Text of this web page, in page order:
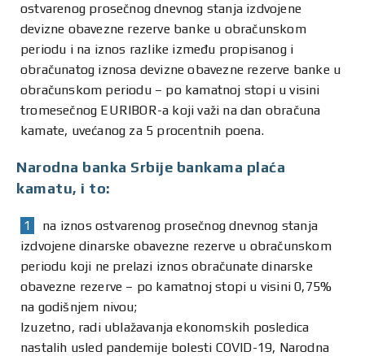
ostvarenog prosečnog dnevnog stanja izdvojene
devizne obavezne rezerve banke u obračunskom
periodu i na iznos razlike između propisanog i
obračunatog iznosa devizne obavezne rezerve banke u
obračunskom periodu – po kamatnoj stopi u visini
tromesečnog EURIBOR-a koji važi na dan obračuna
kamate, uvećanog za 5 procentnih poena.
Narodna banka Srbije bankama plaća
kamatu, i to:
na iznos ostvarenog prosečnog dnevnog stanja
izdvojene dinarske obavezne rezerve u obračunskom
periodu koji ne prelazi iznos obračunate dinarske
obavezne rezerve – po kamatnoj stopi u visini 0,75%
na godišnjem nivou;
Izuzetno, radi ublažavanja ekonomskih posledica
nastalih usled pandemije bolesti COVID-19, Narodna